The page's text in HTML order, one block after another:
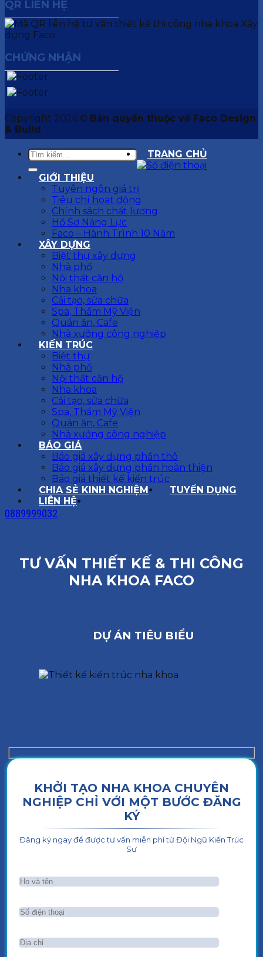
QR LIÊN HỆ
CHỨNG NHẬN
Copyright 2026 © Bản quyền thuộc về Faco Design
& Build
TRANG CHỦ
GIỚI THIỆU
Tuyên ngôn giá trị
Tiêu chí hoạt động
Chính sách chất lượng
Hồ Sơ Năng Lực
Faco – Hành Trình 10 Năm
XÂY DỰNG
Biệt thự xây dựng
Nhà phố
Nội thất căn hộ
Nha khoa
Cải tạo, sửa chữa
Spa, Thẩm Mỹ Viện
Quán ăn, Cafe
Nhà xưởng công nghiệp
KIẾN TRÚC
Biệt thự
Nhà phố
Nội thất căn hộ
Nha khoa
Cải tạo, sửa chữa
Spa, Thẩm Mỹ Viện
Quán ăn, Cafe
Nhà xưởng công nghiệp
BÁO GIÁ
Báo giá xây dựng phần thô
Báo giá xây dựng phần hoàn thiện
Báo giá thiết kế kiến trúc
CHIA SẺ KINH NGHIỆM
TUYỂN DỤNG
LIÊN HỆ
0889999032
TƯ VẤN THIẾT KẾ & THI CÔNG
NHA KHOA FACO
DỰ ÁN TIÊU BIỂU
KHỞI TẠO NHA KHOA CHUYÊN
NGHIỆP CHỈ VỚI MỘT BƯỚC ĐĂNG
KÝ
Đăng ký ngay để được tư vấn miễn phí từ Đội Ngũ Kiến Trúc
Sư